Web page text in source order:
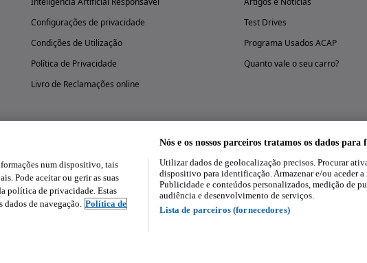
Configurações de privacidade
Condições de Utilização
Política de Privacidade
Livro de Reclamações online
Test Drives
Programa Usados ACAP
Quanto vale o seu carro?
Experimenta a aplicação
num dispositivo, tais
Pode aceitar ou gerir as suas
política de privacidade. Estas
dados de navegação. Política de
Nós e os nossos parceiros tratamos os dados para
Utilizar dados de geolocalização precisos. Procurar
dispositivo para identificação. Armazenar e/ou aceder
Publicidade e conteúdos personalizados, medição de
audiência e desenvolvimento de serviços.
Lista de parceiros (fornecedores)